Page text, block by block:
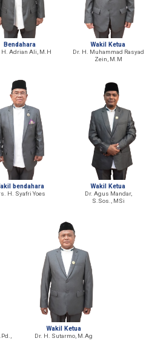
Bendahara
H. Adrian Ali, M.H
Wakil Ketua
Dr. H. Muhammad Rasyad
Zein, M.M
bendahara
H. Syafri Yoes
Wakil Ketua
Dr. Agus Mandar,
S.Sos., MSi
Wakil Ketua
Dr. H. Sutarmo, M.Ag